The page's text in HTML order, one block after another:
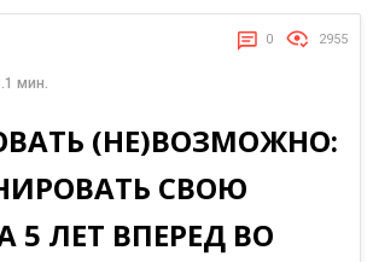
0 2955
мин.
(НЕ)ВОЗМОЖНО:
СВОЮ
5 ЛЕТ ВПЕРЕД ВО